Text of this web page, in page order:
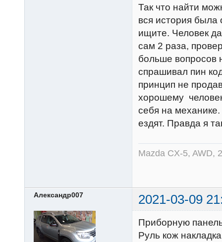
Так что найти
вся история была
ищите. Человек
сам 2 раза,
больше вопросов
спрашивал пин
принцип не
хорошему
себя на
ездят. Правда я
Mazda CX-5, AWD,
Александр007 2021-03-09
Приборную
Руль кож